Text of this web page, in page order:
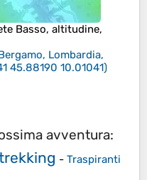
Basso, altitudine,
Lombardia,
45.88190 10.01041)
avventura:
- Traspiranti